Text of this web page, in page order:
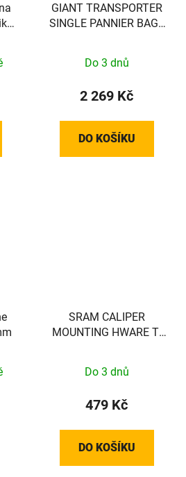
GIANT TRANSPORTER
SINGLE PANNIER BAG -
440000037
Do 3 dnů
2 269 Kč
DO KOŠÍKU
SRAM CALIPER
MOUNTING HWARE TI
Do 3 dnů
479 Kč
DO KOŠÍKU